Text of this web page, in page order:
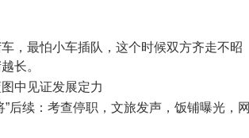
，最怕小车插队，这个时候双方齐走不昭
长。
中见证发展定力
”后续：考查停职，文旅发声，饭铺曝光，网